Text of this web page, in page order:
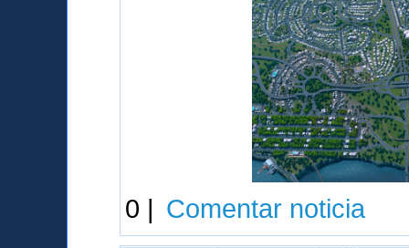
0 | Comentar noticia